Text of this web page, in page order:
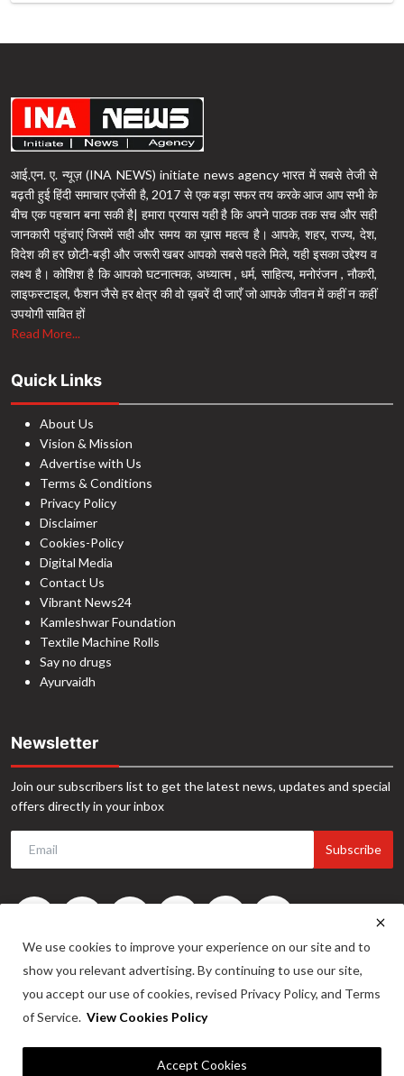
आई.एन. ए. न्यूज़ (INA NEWS) initiate news agency भारत में सबसे तेजी से
बढ़ती हुई हिंदी समाचार एजेंसी है, 2017 से एक बड़ा सफर तय करके आज आप सभी के
बीच एक पहचान बना सकी है| हमारा प्रयास यही है कि अपने पाठक तक सच और सही
जानकारी पहुंचाएं जिसमें सही और समय का ख़ास महत्व है। आपके, शहर, राज्य, देश,
विदेश की हर छोटी-बड़ी और जरूरी खबर आपको सबसे पहले मिले, यही इसका उद्देश्य व
लक्ष्य है। कोशिश है कि आपको घटनात्मक, अध्यात्म , धर्म, साहित्य, मनोरंजन , नौकरी,
लाइफस्टाइल, फैशन जैसे हर क्षेत्र की वो ख़बरें दी जाएँ जो आपके जीवन में कहीं न कहीं
उपयोगी साबित हों
Read More...
Quick Links
About Us
Vision & Mission
Advertise with Us
Terms & Conditions
Privacy Policy
Disclaimer
Cookies-Policy
Digital Media
Contact Us
Vibrant News24
Kamleshwar Foundation
Textile Machine Rolls
Say no drugs
Ayurvaidh
Newsletter
Join our subscribers list to get the latest news, updates and special
offers directly in your inbox
Subscribe
©2024. INA News. All Rights Reserved. Website Developed by -
We use cookies to improve your experience on our site and to
show you relevant advertising. By continuing to use our site,
you accept our use of cookies, revised Privacy Policy, and Terms
of Service. View Cookies Policy
Accept Cookies